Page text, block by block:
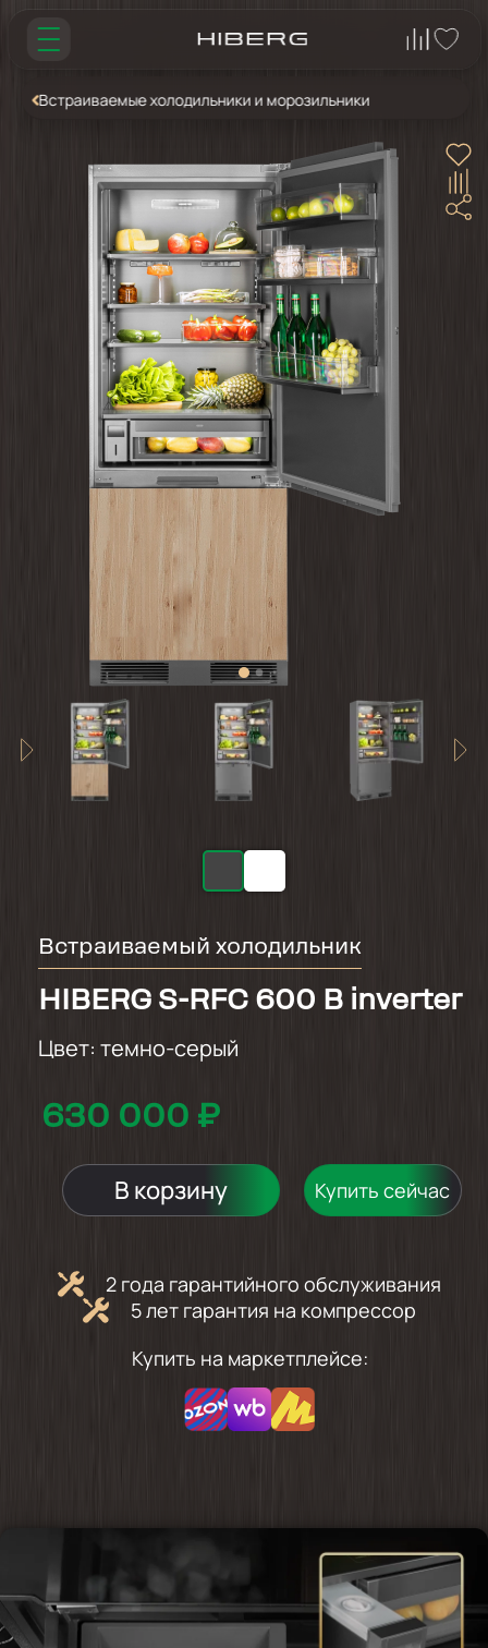
Встраиваемые холодильники и морозильники
Встраиваемый холодильник
HIBERG S-RFC 600 B inverter
Цвет: темно-серый
630 000 ₽
В корзину Купить сейчас
2 года гарантийного обслуживания
5 лет гарантия на компрессор
Купить на маркетплейсе: